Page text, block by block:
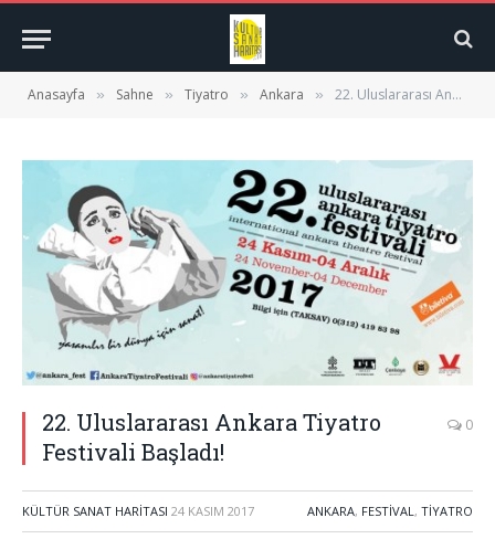
Anasayfa » Sahne » Tiyatro » Ankara » 22. Uluslararası Ankara Tiyatro Festivali Başladı!
22. Uluslararası Ankara Tiyatro
Festivali Başladı!
0
KÜLTÜR SANAT HARITASI 24 KASIM 2017 ANKARA, FESTIVAL, TIYATRO